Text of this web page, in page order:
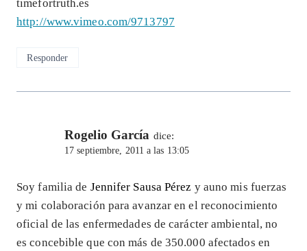
timefortruth.es
http://www.vimeo.com/9713797
Responder
Rogelio García dice:
17 septiembre, 2011 a las 13:05
Soy familia de Jennifer Sausa Pérez y auno mis fuerzas
y mi colaboración para avanzar en el reconocimiento
oficial de las enfermedades de carácter ambiental, no
es concebible que con más de 350.000 afectados en